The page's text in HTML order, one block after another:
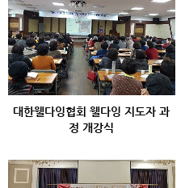
대한웰다잉협회 웰다잉 지도자 과
정 개강식